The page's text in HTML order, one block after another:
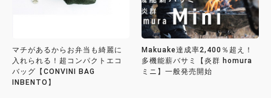
マチがあるからお弁当も綺麗に
入れられる！超コンパクトエコ
バッグ【CONVINI BAG
INBENTO】
Makuake達成率2,400％超え！
多機能薪バサミ【炎群 homura
ミニ】一般発売開始